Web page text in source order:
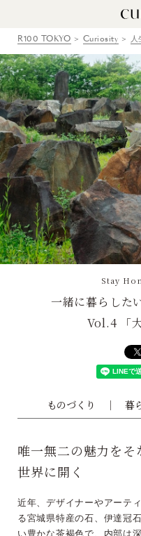
R100 TOKYO Curiosity
Stay
一緒に暮らした
Vol.4 「
ものづくり 暮
唯一無二の魅力を
世界に開く
近年、デザイナーやアーテ
る宮城県特産の石、伊達冠
い豊かな茶褐色で、内部は